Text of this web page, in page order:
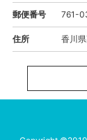
郵便番号 761-
住所 香川